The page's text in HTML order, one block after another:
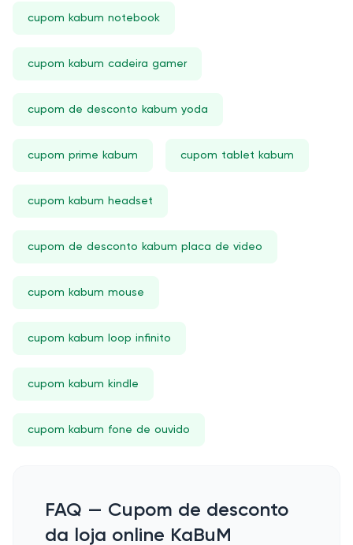
cupom kabum notebook
cupom kabum cadeira gamer
cupom de desconto kabum yoda
cupom prime kabum cupom tablet kabum
cupom kabum headset
cupom de desconto kabum placa de video
cupom kabum mouse
cupom kabum loop infinito
cupom kabum kindle
cupom kabum fone de ouvido
FAQ — Cupom de desconto
da loja online KaBuM